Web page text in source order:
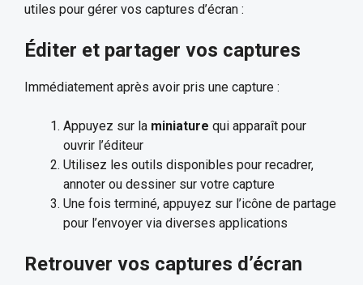
utiles pour gérer vos captures d’écran :
Éditer et partager vos captures
Immédiatement après avoir pris une capture :
Appuyez sur la miniature qui apparaît pour
ouvrir l’éditeur
Utilisez les outils disponibles pour recadrer,
annoter ou dessiner sur votre capture
Une fois terminé, appuyez sur l’icône de partage
pour l’envoyer via diverses applications
Retrouver vos captures d’écran